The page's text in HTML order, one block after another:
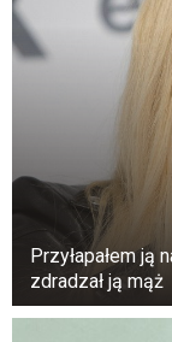
Przyłapałem ją
zdradzał ją mąż